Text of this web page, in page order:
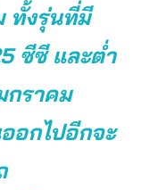
ทั้งรุ่นที่มี
ซีซี และต่ำ
กราคม
อกไปอีกจะ